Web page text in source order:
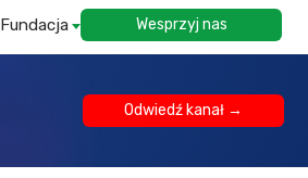
Fundacja Wesprzyj nas
Odwiedź kanał →